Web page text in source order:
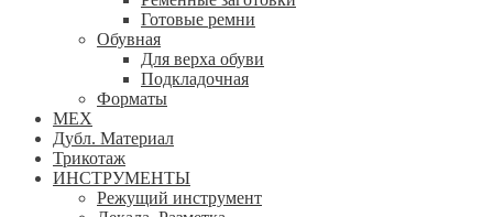
Готовые ремни
Обувная
Для верха обуви
Подкладочная
Форматы
МЕХ
Дубл. Материал
Трикотаж
ИНСТРУМЕНТЫ
Режущий инструмент